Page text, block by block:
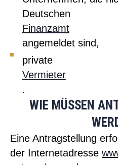
Deutschen
Finanzamt
angemeldet sind,
private
Vermieter
.
WIE MÜSSEN
Eine Antragstellung
der Internetadresse